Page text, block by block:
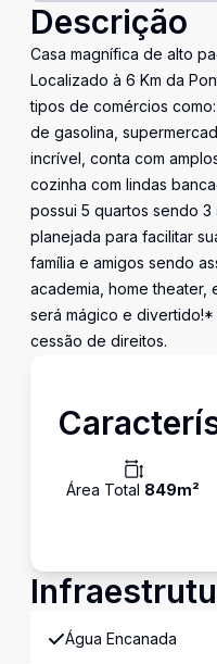
Descrição
Casa magnífica de alto
Localizado à 6 Km da
tipos de comércios
de gasolina,
incrível, conta com
cozinha com lindas
possui 5 quartos sendo
planejada para facilitar
família e amigos sendo
academia, home theater,
será mágico e divertido!*
cessão de direitos.
Área Total 849m²
Água Encanada